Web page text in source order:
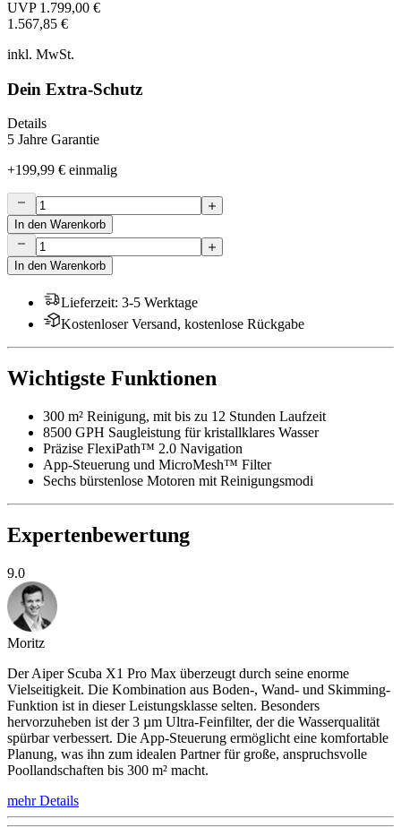
UVP 1.799,00 €
1.567,85 €
inkl. MwSt.
Dein Extra-Schutz
Details
5 Jahre Garantie
+199,99 € einmalig
In den Warenkorb
In den Warenkorb
Lieferzeit: 3-5 Werktage
Kostenloser Versand, kostenlose Rückgabe
Wichtigste Funktionen
300 m² Reinigung, mit bis zu 12 Stunden Laufzeit
8500 GPH Saugleistung für kristallklares Wasser
Präzise FlexiPath™ 2.0 Navigation
App-Steuerung und MicroMesh™ Filter
Sechs bürstenlose Motoren mit Reinigungsmodi
Expertenbewertung
9.0
Moritz
Der Aiper Scuba X1 Pro Max überzeugt durch seine enorme
Vielseitigkeit. Die Kombination aus Boden-, Wand- und Skimming-
Funktion ist in dieser Leistungsklasse selten. Besonders
hervorzuheben ist der 3 µm Ultra-Feinfilter, der die Wasserqualität
spürbar verbessert. Die App-Steuerung ermöglicht eine komfortable
Planung, was ihn zum idealen Partner für große, anspruchsvolle
Poollandschaften bis 300 m² macht.
mehr Details